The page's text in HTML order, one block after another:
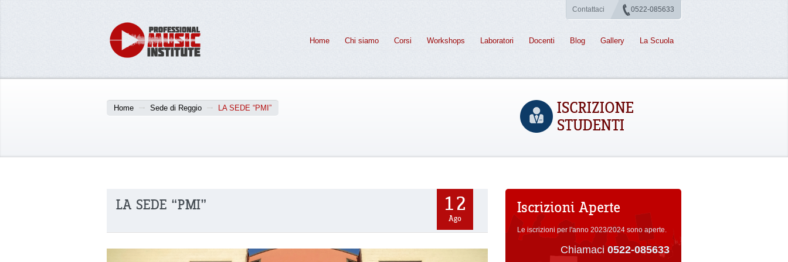
Contattaci 0522-085633
Home Chi siamo Corsi Workshops Laboratori Docenti Blog Gallery La Scuola
ISCRIZIONE
STUDENTI
Home Sede di Reggio LA SEDE “PMI”
12
Ago
LA SEDE “PMI” Iscrizioni Aperte
Le iscrizioni per l'anno 2023/2024 sono aperte.
Chiamaci 0522-085633